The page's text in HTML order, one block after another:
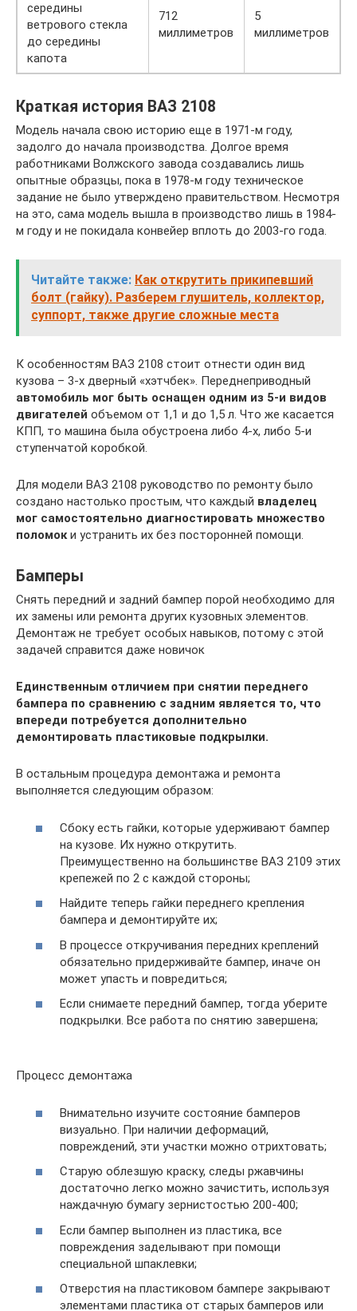
середины
ветрового стекла
до середины
капота
712
миллиметров
5
миллиметров
Краткая история ВАЗ 2108
Модель начала свою историю еще в 1971-м году,
задолго до начала производства. Долгое время
работниками Волжского завода создавались лишь
опытные образцы, пока в 1978-м году техническое
задание не было утверждено правительством. Несмотря
на это, сама модель вышла в производство лишь в 1984-
м году и не покидала конвейер вплоть до 2003-го года.
Читайте также: Как открутить прикипевший
болт (гайку). Разберем глушитель, коллектор,
суппорт, также другие сложные места
К особенностям ВАЗ 2108 стоит отнести один вид
кузова – 3-х дверный «хэтчбек». Переднеприводный
автомобиль мог быть оснащен одним из 5-и видов
двигателей объемом от 1,1 и до 1,5 л. Что же касается
КПП, то машина была обустроена либо 4-х, либо 5-и
ступенчатой коробкой.
Для модели ВАЗ 2108 руководство по ремонту было
создано настолько простым, что каждый владелец
мог самостоятельно диагностировать множество
поломоки устранить их без посторонней помощи.
Бамперы
Снять передний и задний бампер порой необходимо для
их замены или ремонта других кузовных элементов.
Демонтаж не требует особых навыков, потому с этой
задачей справится даже новичок
Единственным отличием при снятии переднего
бампера по сравнению с задним является то, что
впереди потребуется дополнительно
демонтировать пластиковые подкрылки.
В остальным процедура демонтажа и ремонта
выполняется следующим образом:
Сбоку есть гайки, которые удерживают бампер
на кузове. Их нужно открутить.
Преимущественно на большинстве ВАЗ 2109 этих
крепежей по 2 с каждой стороны;
Найдите теперь гайки переднего крепления
бампера и демонтируйте их;
В процессе откручивания передних креплений
обязательно придерживайте бампер, иначе он
может упасть и повредиться;
Если снимаете передний бампер, тогда уберите
подкрылки. Все работа по снятию завершена;
Процесс демонтажа
Внимательно изучите состояние бамперов
визуально. При наличии деформаций,
повреждений, эти участки можно отрихтовать;
Старую облезшую краску, следы ржавчины
достаточно легко можно зачистить, используя
наждачную бумагу зернистостью 200-400;
Если бампер выполнен из пластика, все
повреждения заделывают при помощи
специальной шпаклевки;
Отверстия на пластиковом бампере закрывают
элементами пластика от старых бамперов или